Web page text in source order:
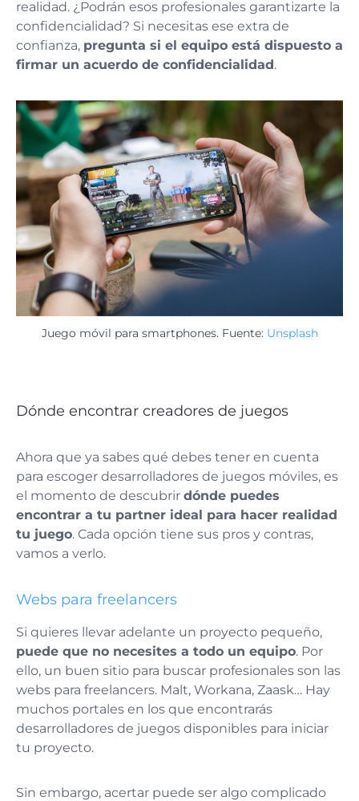
realidad. ¿Podrán esos profesionales garantizarte la
confidencialidad? Si necesitas ese extra de
confianza, pregunta si el equipo está dispuesto a
firmar un acuerdo de confidencialidad .
Juego móvil para smartphones. Fuente: Unsplash
Dónde encontrar creadores de juegos
Ahora que ya sabes qué debes tener en cuenta
para escoger desarrolladores de juegos móviles, es
el momento de descubrir dónde puedes
encontrar a tu partner ideal para hacer realidad
tu juego. Cada opción tiene sus pros y contras,
vamos a verlo.
Webs para freelancers
Si quieres llevar adelante un proyecto pequeño,
puede que no necesites a todo un equipo. Por
ello, un buen sitio para buscar profesionales son las
webs para freelancers. Malt, Workana, Zaask… Hay
muchos portales en los que encontrarás
desarrolladores de juegos disponibles para iniciar
tu proyecto.
Sin embargo, acertar puede ser algo complicado